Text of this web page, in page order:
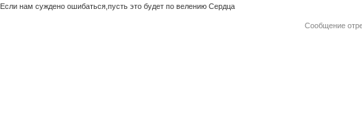
Если нам суждено ошибаться,пусть это будет по велению Сердца
Сообщение